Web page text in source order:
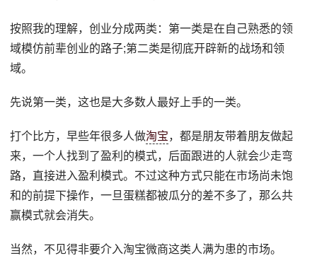
按照我的理解，创业分成两类：第一类是在自己熟悉的领
域模仿前辈创业的路子;第二类是彻底开辟新的战场和领
域。
先说第一类，这也是大多数人最好上手的一类。
打个比方，早些年很多人做淘宝，都是朋友带着朋友做起
来，一个人找到了盈利的模式，后面跟进的人就会少走弯
路，直接进入盈利模式。不过这种方式只能在市场尚未饱
和的前提下操作，一旦蛋糕都被瓜分的差不多了，那么共
赢模式就会消失。
当然，不见得非要介入淘宝微商这类人满为患的市场。